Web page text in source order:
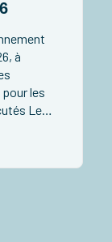
à
les
Le